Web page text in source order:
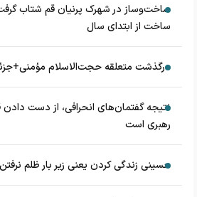
ساخت‌وساز در شهرک پرنیان قم شتاب
ساخت از ابتدای سال
درگذشت متعلقه حجت‌الاسلام
نتیجه گفتمان‌های انحرافی، از دست
رهبری است
حسینی زندگی کردن یعنی زیر بار ظلم نرفتن